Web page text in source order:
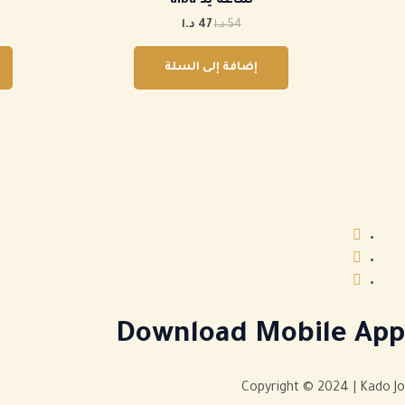
54 د.ا 47 د.ا
إضافة إلى السلة
Download Mobile App
Copyright © 2024 | Kado Jo